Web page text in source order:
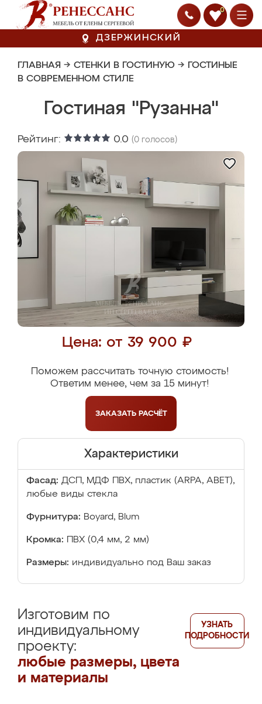
0
ДЗЕРЖИНСКИЙ
ГЛАВНАЯ → СТЕНКИ В ГОСТИНУЮ → ГОСТИНЫЕ
В СОВРЕМЕННОМ СТИЛЕ
Гостиная "Рузанна"
Рейтинг: 0.0 (0 голосов)
Цена: от 39 900 ₽
Поможем рассчитать точную стоимость!
Ответим менее, чем за 15 минут!
ЗАКАЗАТЬ РАСЧЁТ
Характеристики
Фасад: ДСП, МДФ ПВХ, пластик (ARPA, ABET),
любые виды стекла
Фурнитура: Boyard, Blum
Кромка: ПВХ (0,4 мм, 2 мм)
Размеры: индивидуально под Ваш заказ
Изготовим по
индивидуальному
проекту:
любые размеры, цвета
и материалы
УЗНАТЬ
ПОДРОБНОСТИ